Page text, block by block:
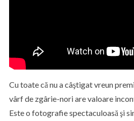
Cu toate că nu a câştigat vreun
vârf de zgârie-nori are valoare
Este o fotografie spectaculoasă şi